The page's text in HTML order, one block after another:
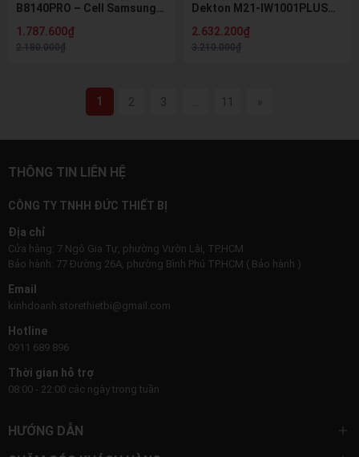
B8140PRO – Cell Samsung
Mạnh
1.787.600₫
2.180.000₫
Dekton M21-IW1001PLUS
Siết 1000N.m
2.632.200₫
3.210.000₫
1 2 3 11 »
THÔNG TIN LIÊN HỆ
CÔNG TY TNHH ĐỨC THIẾT BỊ
Địa chỉ
Cửa hàng: 7 Ngô Gia Tự, phường Vườn Lài, TP.HCM
Bảo hành: 77 Đường 26A, phường Bình Phú TP.HCM ( Bảo hành )
Email
kinhdoanh.storethietbi@gmail.com
Hotline
0911 689 896
Thời gian hỗ trợ
08:00 - 22:00 các ngày trong tuần
HƯỚNG DẪN